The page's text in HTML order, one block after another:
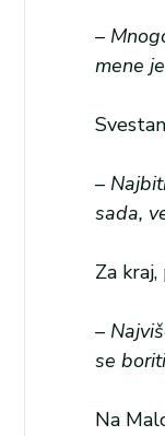
–
mene
–
sada,
Za
–
se
Na